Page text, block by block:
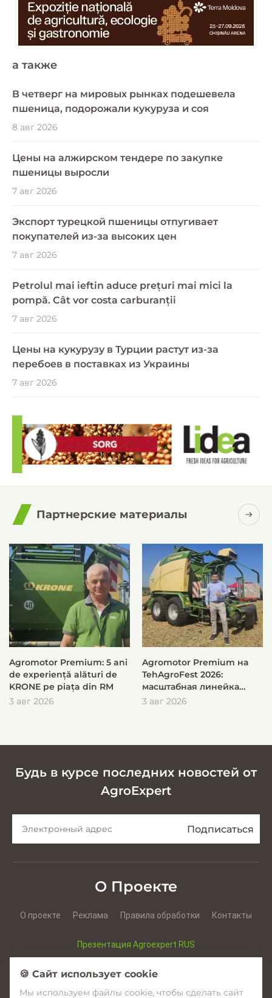
a также
В четверг на мировых рынках подешевела
пшеница, подорожали кукуруза и соя
8 авг 2026
Цены на алжирском тендере по закупке
пшеницы выросли
7 авг 2026
Экспорт турецкой пшеницы отпугивает
покупателей из-за высоких цен
7 авг 2026
Petrolul mai ieftin aduce prețuri mai mici la
pompă. Cât vor costa carburanții
7 авг 2026
Цены на кукурузу в Турции растут из-за
перебоев в поставках из Украины
7 авг 2026
Партнерские материалы
Agromotor Premium: 5 ani
de experiență alături de
KRONE pe piața din RM
3 авг 2026
Agromotor Premium на
TehAgroFest 2026:
масштабная линейка
KRONE для быстрой и
3 авг 2026
Будь в курсе последних новостей от
AgroExpert
О Проекте
О проекте Реклама Правила обработки Контакты
Презентация Agroexpert RUS
Facebook YouTube Instagram
🍪 Сайт использует cookie
Мы используем файлы cookie, чтобы сделать сайт